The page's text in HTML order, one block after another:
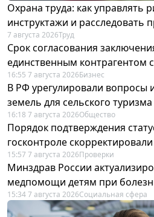
Охрана труда: как управлять
инструктажи и расследовать
7 августа 2026Труд
Срок согласования
единственным контрагентом
16:55 7 августа 2026Бизнес
В РФ урегулировали вопросы
земель для сельского туризма
16:18 7 августа 2026Общество
Порядок подтверждения
госконтроле скорректировали
15:57 7 августа 2026Проверки
Минздрав России
медпомощи детям при
15:34 7 августа 2026Социальная сфера